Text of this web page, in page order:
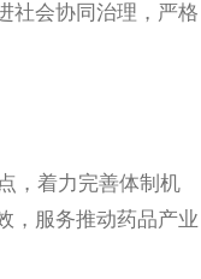
社会协同治理，严格
，着力完善体制机
，服务推动药品产业